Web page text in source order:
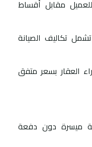
ميسرة دون دفعة